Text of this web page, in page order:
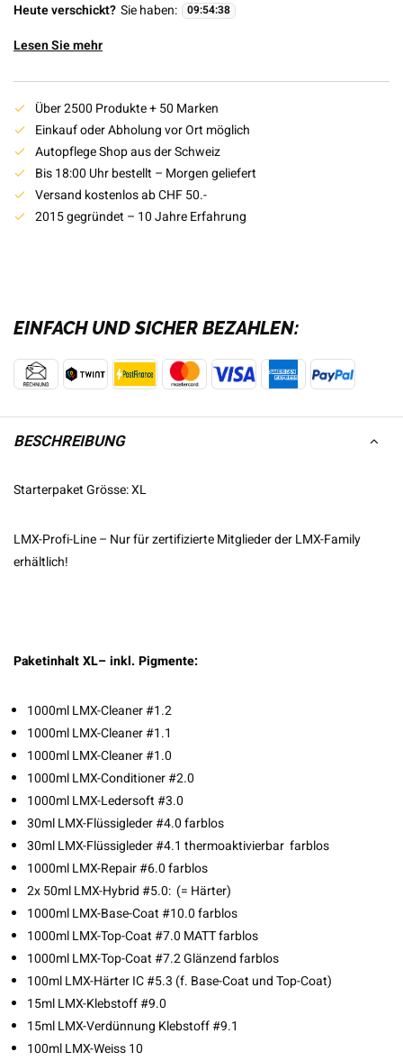
Heute verschickt? Sie haben: 09:54:38
Lesen Sie mehr
Über 2500 Produkte + 50 Marken
Einkauf oder Abholung vor Ort möglich
Autopflege Shop aus der Schweiz
Bis 18:00 Uhr bestellt – Morgen geliefert
Versand kostenlos ab CHF 50.-
2015 gegründet – 10 Jahre Erfahrung
EINFACH UND SICHER BEZAHLEN:
BESCHREIBUNG
Starterpaket Grösse: XL
LMX-Profi-Line – Nur für zertifizierte Mitglieder der LMX-Family
erhältlich!
Paketinhalt XL– inkl. Pigmente:
1000ml LMX-Cleaner #1.2
1000ml LMX-Cleaner #1.1
1000ml LMX-Cleaner #1.0
1000ml LMX-Conditioner #2.0
1000ml LMX-Ledersoft #3.0
30ml LMX-Flüssigleder #4.0 farblos
30ml LMX-Flüssigleder #4.1 thermoaktivierbar farblos
1000ml LMX-Repair #6.0 farblos
2x 50ml LMX-Hybrid #5.0: (= Härter)
1000ml LMX-Base-Coat #10.0 farblos
1000ml LMX-Top-Coat #7.0 MATT farblos
1000ml LMX-Top-Coat #7.2 Glänzend farblos
100ml LMX-Härter IC #5.3 (f. Base-Coat und Top-Coat)
15ml LMX-Klebstoff #9.0
15ml LMX-Verdünnung Klebstoff #9.1
100ml LMX-Weiss 10